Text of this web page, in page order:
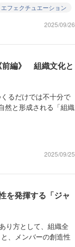
エフェクチュエーション
2025/09/26
前編》 組織文化と
るだけでは不十分で
然と形成される「組織
2025/09/25
を発揮する「ジャ
り方として、組織全
、メンバーの創造性